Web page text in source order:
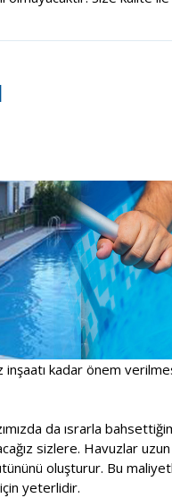
inşaatı kadar önem
da ısrarla
sizlere. Havuzlar
oluşturur. Bu
yeterlidir.